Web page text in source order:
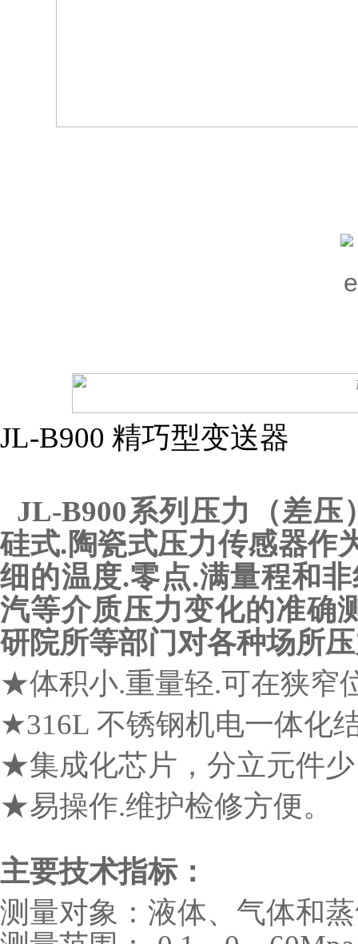
JL-B900 精巧型变送器
JL-B900系列压力（差
硅式.陶瓷式压力传感器作
细的温度.零点.满量程和
汽等介质压力变化的准确
研院所等部门对各种场所
★体积小.重量轻.可在狭窄
★316L 不锈钢机电一体化
★集成化芯片，分立元件
★易操作.维护检修方便。
主要技术指标：
测量对象：液体、气体和